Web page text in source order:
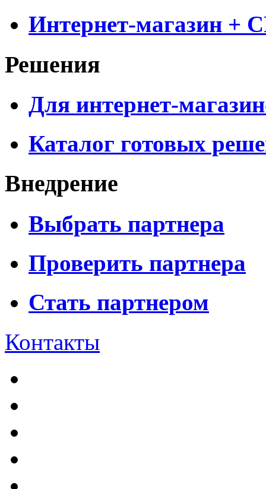
Интернет-магазин +
Решения
Для интернет-
Каталог готовых
Внедрение
Выбрать партнера
Проверить партнера
Стать партнером
Контакты